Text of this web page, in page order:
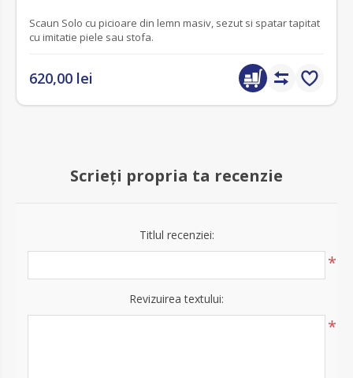
Scaun Solo cu picioare din lemn masiv, sezut si spatar tapitat
cu imitatie piele sau stofa.
620,00 lei
Scrieți propria ta recenzie
Titlul recenziei:
*
Revizuirea textului:
*